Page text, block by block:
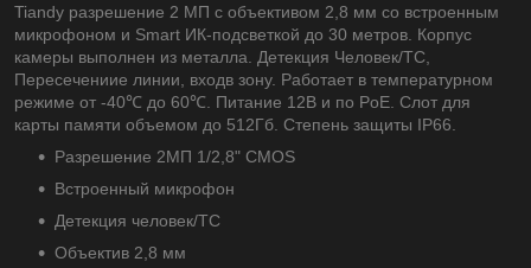
Tiandy разрешение 2 МП с объективом 2,8 мм со встроенным
микрофоном и Smart ИК-подсветкой до 30 метров. Корпус
камеры выполнен из металла. Детекция Человек/ТС,
Пересечениие линии, входв зону. Работает в температурном
режиме от -40℃ до 60℃. Питание 12В и по PoE. Слот для
карты памяти объемом до 512Гб. Степень защиты IP66.
Разрешение 2МП 1/2,8" CMOS
Встроенный микрофон
Детекция человек/TC
Объектив 2,8 мм